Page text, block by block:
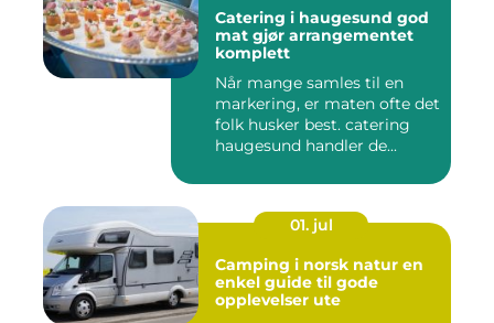
Catering i haugesund god
mat gjør arrangementet
komplett
Når mange samles til en
markering, er maten ofte det
folk husker best. catering
haugesund handler de...
01. jul
Camping i norsk natur en
enkel guide til gode
opplevelser ute